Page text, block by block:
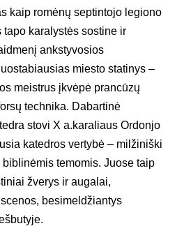
kaip romėnų septintojo legiono
karalystės sostine ir
ankstyvosios
miesto statinys –
meistrus įkvėpė prancūzų
technika. Dabartinė
stovi X a.karaliaus Ordonjo
katedros vertybė – milžiniški
temomis. Juose taip
žverys ir augalai,
besimeldžiantys